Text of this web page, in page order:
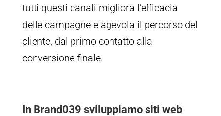
tutti questi canali migliora l’efficacia
delle campagne e agevola il percorso del
cliente, dal primo contatto alla
conversione finale.
In Brand039 sviluppiamo siti web